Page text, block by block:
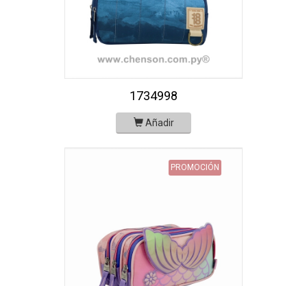
1734998
Añadir
PROMOCIÓN